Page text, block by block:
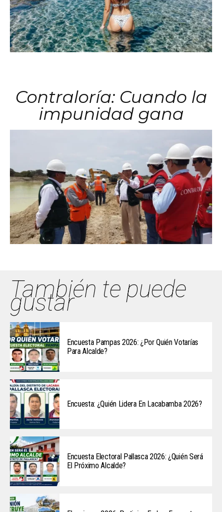
Contraloría: Cuando la
impunidad gana
También te puede
gustar
Encuesta Pampas 2026: ¿Por Quién Votarías
Para Alcalde?
Encuesta: ¿Quién Lidera En Lacabamba 2026?
Encuesta Electoral Pallasca 2026: ¿Quién Será
El Próximo Alcalde?